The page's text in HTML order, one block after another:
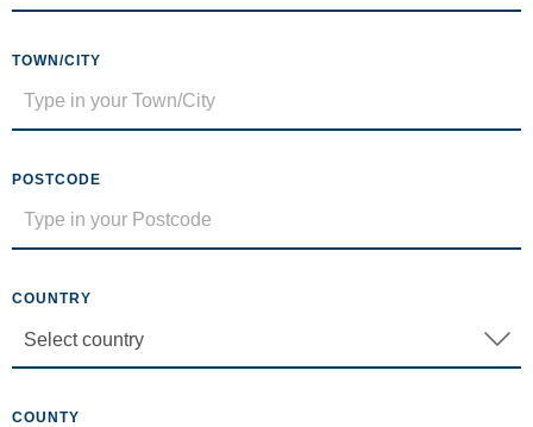
TOWN/CITY
POSTCODE
COUNTRY
COUNTY